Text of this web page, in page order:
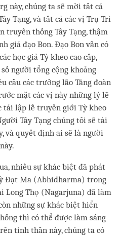
này, chúng ta sẽ mời tất cả
Tạng, và tất cả các vị Trụ Trì
truyền thống Tây Tạng, thậm
giả đạo Bon. Đạo Bon vẫn có
học giả Tỳ kheo cao cấp,
người tổng cộng khoảng
cầu các trưởng lão Tăng đoàn
mặt các vị này những lý lẽ
tái lập lễ truyền giới Tỳ kheo
Tây Tạng chúng tôi sẽ tài
và quyết định ai sẽ là người
nhiều sự khác biệt đã phát
Đạt Ma (Abhidharma) trong
Long Thọ (Nagarjuna) đã làm
những sự khác biệt hiển
thì có thể được làm sáng
tinh thần này, chúng ta có